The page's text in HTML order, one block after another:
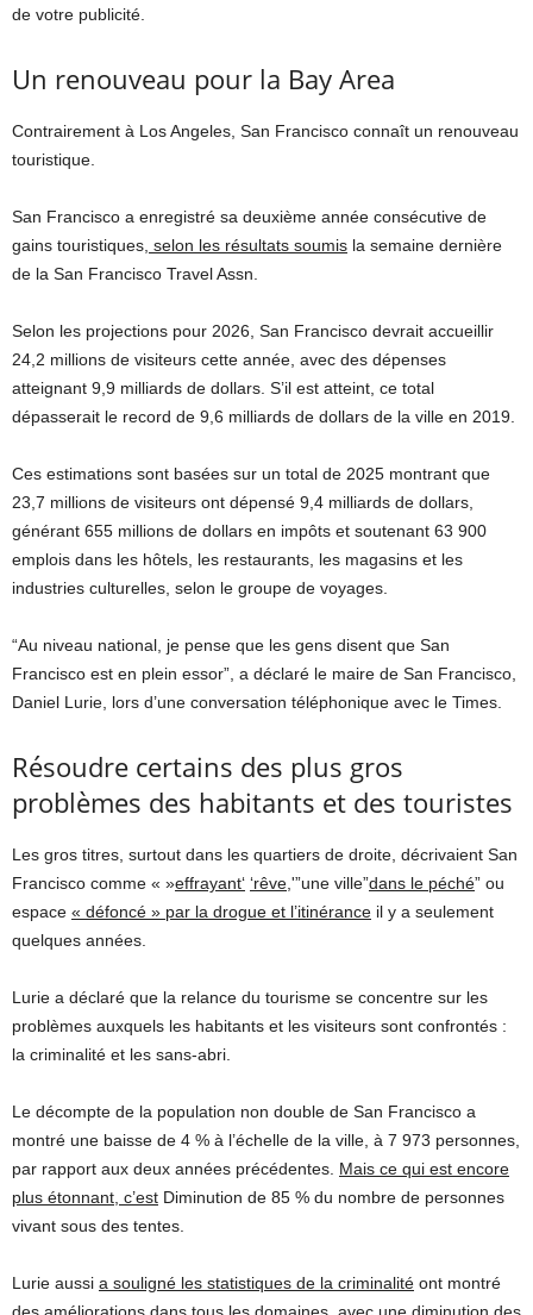
de votre publicité.
Un renouveau pour la Bay Area
Contrairement à Los Angeles, San Francisco connaît un renouveau
touristique.
San Francisco a enregistré sa deuxième année consécutive de
gains touristiques, selon les résultats soumis la semaine dernière
de la San Francisco Travel Assn.
Selon les projections pour 2026, San Francisco devrait accueillir
24,2 millions de visiteurs cette année, avec des dépenses
atteignant 9,9 milliards de dollars. S’il est atteint, ce total
dépasserait le record de 9,6 milliards de dollars de la ville en 2019.
Ces estimations sont basées sur un total de 2025 montrant que
23,7 millions de visiteurs ont dépensé 9,4 milliards de dollars,
générant 655 millions de dollars en impôts et soutenant 63 900
emplois dans les hôtels, les restaurants, les magasins et les
industries culturelles, selon le groupe de voyages.
“Au niveau national, je pense que les gens disent que San
Francisco est en plein essor”, a déclaré le maire de San Francisco,
Daniel Lurie, lors d’une conversation téléphonique avec le Times.
Résoudre certains des plus gros
problèmes des habitants et des touristes
Les gros titres, surtout dans les quartiers de droite, décrivaient San
Francisco comme « »effrayant‘ ‘rêve ,'”une ville”dans le péché” ou
espace « défoncé » par la drogue et l’itinérance il y a seulement
quelques années.
Lurie a déclaré que la relance du tourisme se concentre sur les
problèmes auxquels les habitants et les visiteurs sont confrontés :
la criminalité et les sans-abri.
Le décompte de la population non double de San Francisco a
montré une baisse de 4 % à l’échelle de la ville, à 7 973 personnes,
par rapport aux deux années précédentes. Mais ce qui est encore
plus étonnant, c’est Diminution de 85 % du nombre de personnes
vivant sous des tentes.
Lurie aussi a souligné les statistiques de la criminalité ont montré